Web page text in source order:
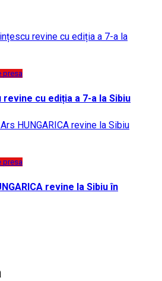
presa
revine cu ediția a 7-a la Sibiu
presa
revine la Sibiu în